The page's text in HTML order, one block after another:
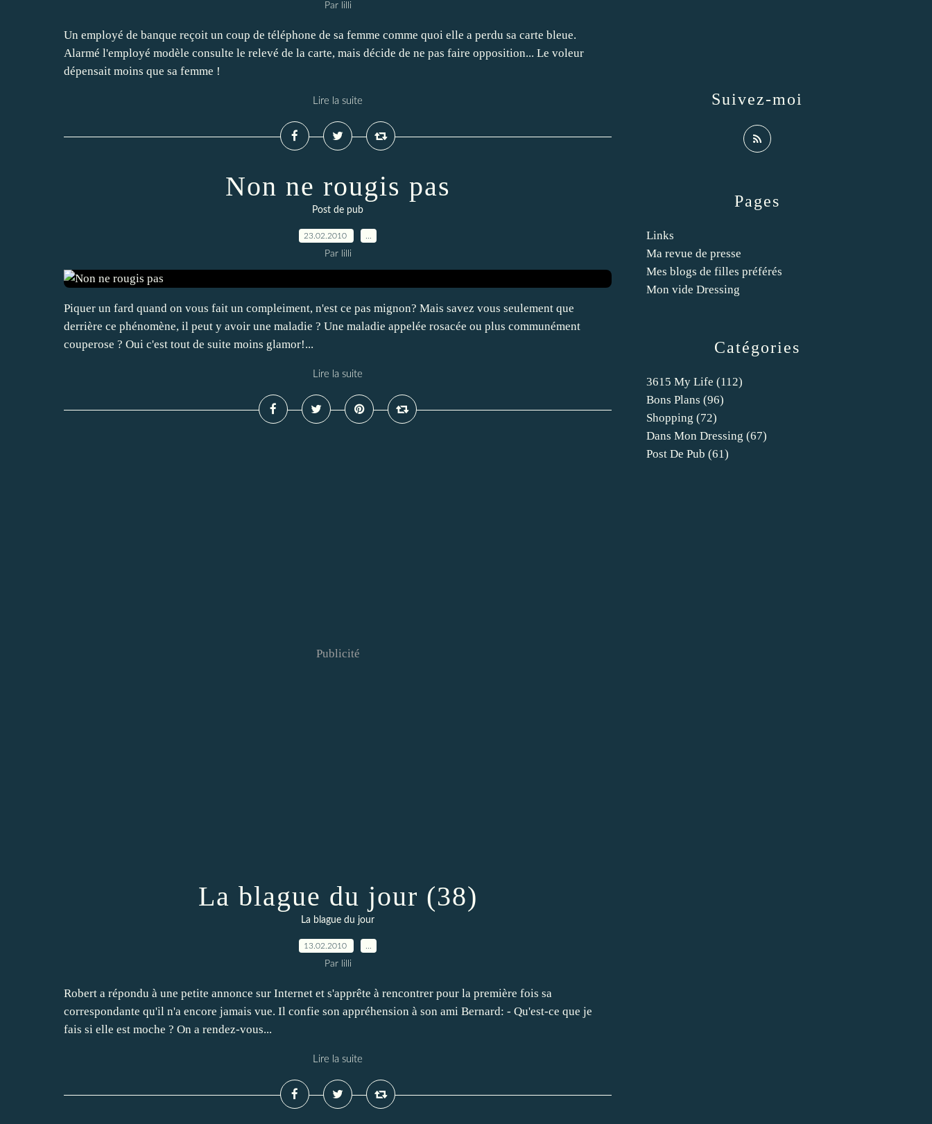
Par lilli
Un employé de banque reçoit un coup de téléphone de sa femme comme quoi elle a perdu sa carte bleue.
Alarmé l'employé modèle consulte le relevé de la carte, mais décide de ne pas faire opposition... Le voleur
dépensait moins que sa femme !
Lire la suite
Non ne rougis pas
Post de pub
23.02.2010
Par lilli
Piquer un fard quand on vous fait un compleiment, n'est ce pas mignon? Mais savez vous seulement que
derrière ce phénomène, il peut y avoir une maladie ? Une maladie appelée rosacée ou plus communément
couperose ? Oui c'est tout de suite moins glamor!...
Lire la suite
Publicité
La blague du jour (38)
La blague du jour
13.02.2010
Par lilli
Robert a répondu à une petite annonce sur Internet et s'apprête à rencontrer pour la première fois sa
correspondante qu'il n'a encore jamais vue. Il confie son appréhension à son ami Bernard: - Qu'est-ce que je
fais si elle est moche ? On a rendez-vous...
Lire la suite
Catégories
3615 My Life (112)
Bons Plans (96)
Shopping (72)
Dans Mon Dressing (67)
Post De Pub (61)
Pages
Links
Ma revue de presse
Mes blogs de filles préférés
Mon vide Dressing
Suivez-moi